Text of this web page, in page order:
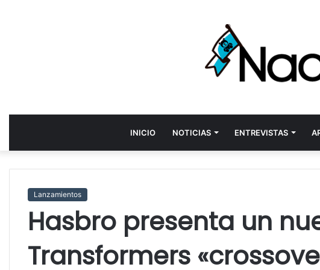
INICIO NOTICIAS ENTREVISTAS
Lanzamientos
Hasbro presenta un
Transformers